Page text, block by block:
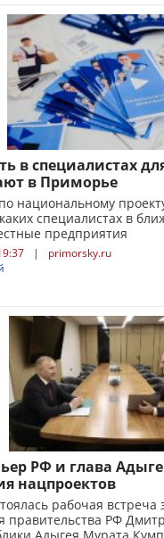
в специалистах
в Приморье
национальному
специалистах в
предприятия
|
primorsky.ru
РФ и глава
нацпроектов
рабочая встреча
правительства РФ